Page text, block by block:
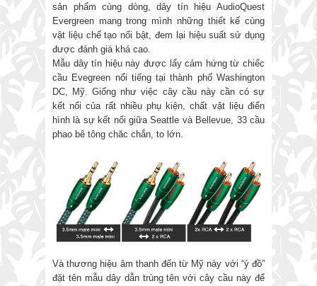
sản phẩm cùng dòng, dây tín hiệu AudioQuest
Evergreen mang trong mình những thiết kế cùng
vật liệu chế tạo nổi bật, đem lại hiệu suất sử dụng
được đánh giá khá cao.
Mẫu dây tín hiệu này được lấy cảm hứng từ chiếc
cầu Evegreen nổi tiếng tại thành phố Washington
DC, Mỹ. Giống như việc cây cầu này cần có sự
kết nối của rất nhiều phụ kiện, chất vật liệu điển
hình là sự kết nối giữa Seattle và Bellevue, 33 cầu
phao bê tông chăc chắn, to lớn.
Và thương hiệu âm thanh đến từ Mỹ này với “ý đồ”
đặt tên mẫu dây dẫn trùng tên với cây cầu này để